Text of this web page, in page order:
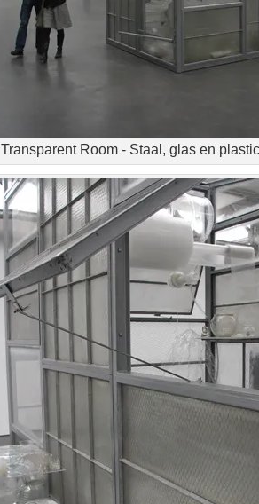
Transparent Room - Staal, glas en